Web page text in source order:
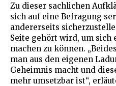
Zu dieser sachlichen
sich auf eine Befragung
andererseits
Seite gehört wird, um sich
machen zu können.
man aus den eigenen
Geheimnis macht und
mehr umsetzbar ist“,